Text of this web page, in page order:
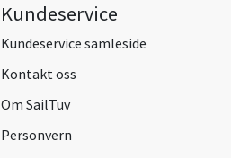
Kundeservice
Kundeservice samleside
Kontakt oss
Om SailTuv
Personvern